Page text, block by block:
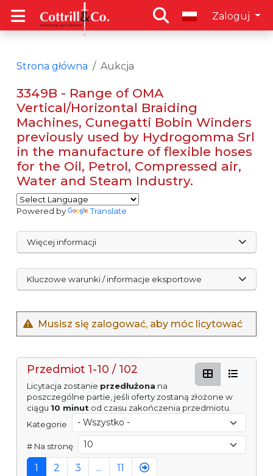
Zaloguj
Strona główna Aukcja
3349B - Range of OMA
Vertical/Horizontal Braiding
Machines, Cunegatti Bobin Winders
previously used by Hydrogomma Srl
in the manufacture of flexible hoses
for the Oil, Petrol, Compressed air,
Water and Steam Industry.
Powered by Translate
Więcej informacji
Kluczowe warunki / informacje eksportowe
Musisz się zalogować, aby móc licytować
Przedmiot 1-10 / 102
Licytacja zostanie przedłużona na
poszczególne partie, jeśli oferty zostaną złożone w
ciągu 10 minut od czasu zakończenia przedmiotu.
Kategorie
# Na stronę
1 2 3 ... 11